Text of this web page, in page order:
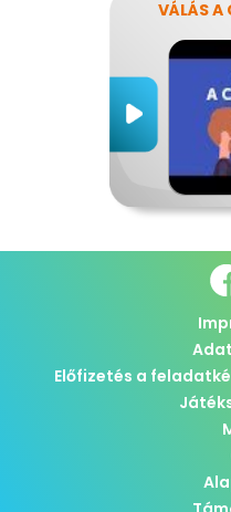
VÁLÁS A
Előfizetés a